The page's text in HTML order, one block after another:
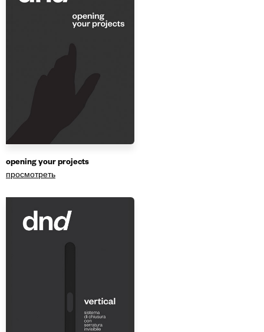
opening your projects
просмотреть